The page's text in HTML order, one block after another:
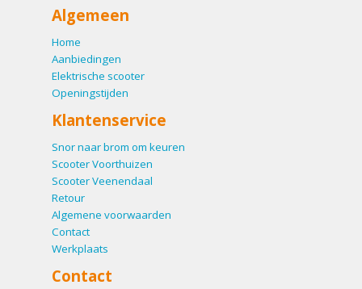
Algemeen
Home
Aanbiedingen
Elektrische scooter
Openingstijden
Klantenservice
Snor naar brom om keuren
Scooter Voorthuizen
Scooter Veenendaal
Retour
Algemene voorwaarden
Contact
Werkplaats
Contact